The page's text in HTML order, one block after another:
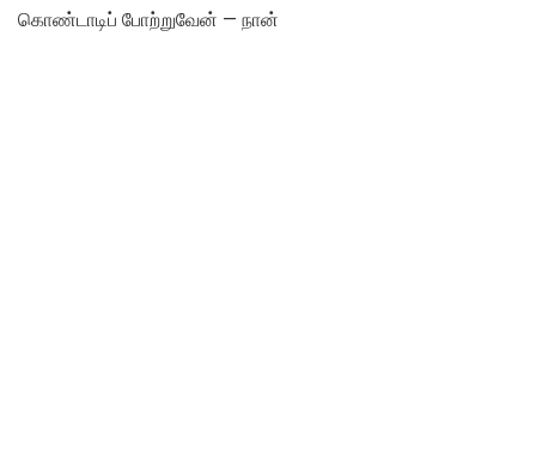
கொண்டாடிப் போற்றுவேன் — நான்